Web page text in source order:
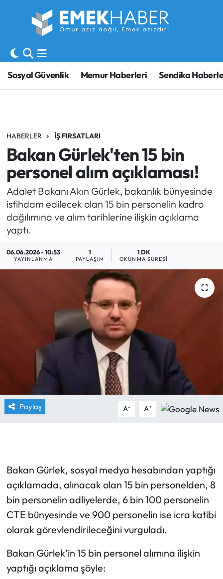
Sosyal Güvenlik Memur Haberleri Sendika
HABERLER İŞ FIRSATLARI
Bakan Gürlek'ten 15 bin
personel alım açıklaması!
Adalet Bakanı Akın Gürlek, bakanlık bünyesinde
istihdam edilecek olan 15 bin personelin kadro
dağılımına ve alım tarihlerine ilişkin açıklama
yaptı.
06.06.2026 - 10:53
YAYINLANMA
1
PAYLAŞIM
1 DK
OKUNMA SÜRESI
Paylaş A- A+
Bakan Gürlek, sosyal medya hesabından yaptığı
açıklamada, alınacak olan 15 bin personelden, 8
bin personelin adliyelerde, 6 bin 100 personelin
CTE bünyesinde ve 900 personelin ise icra katibi
olarak görevlendirileceğini vurguladı.
Bakan Gürlek'in 15 bin personel alımına ilişkin
yaptığı açıklama şöyle:
Sosyal Güvenlik
Sendika
SORU-CEVAP
Memur
Emekli
İşveren
İş Fırsatları
Hava Durumu
Trafik Durumu
Süper Lig Puan Durumu ve Fikstür
Son Dakika Haberleri
Haber Arşivi